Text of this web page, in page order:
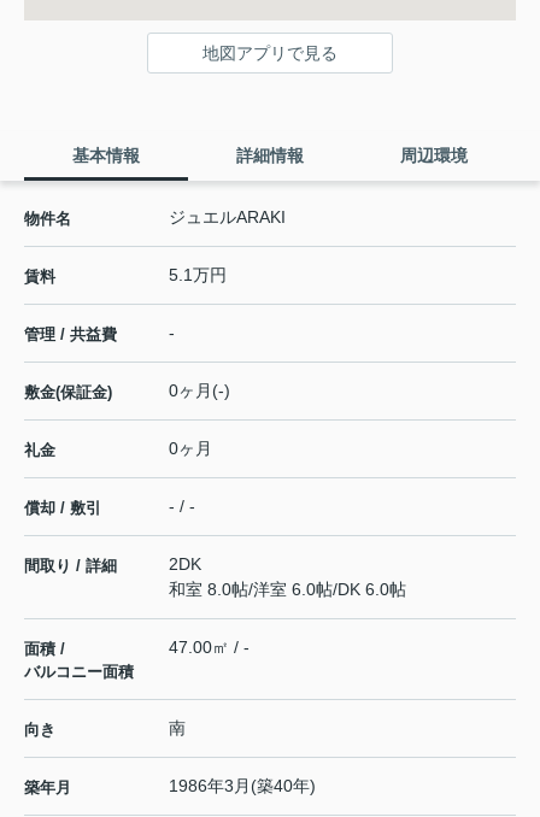
地図アプリで見る
基本情報 詳細情報 周辺環境
物件名 ジュエルARAKI
賃料 5.1万円
管理 / 共益費 -
敷金(保証金) 0ヶ月(-)
礼金 0ヶ月
償却 / 敷引 - / -
間取り / 詳細
2DK
和室 8.0帖/洋室 6.0帖/DK 6.0帖
面積 /
バルコニー面積
47.00㎡ / -
向き 南
築年月 1986年3月(築40年)